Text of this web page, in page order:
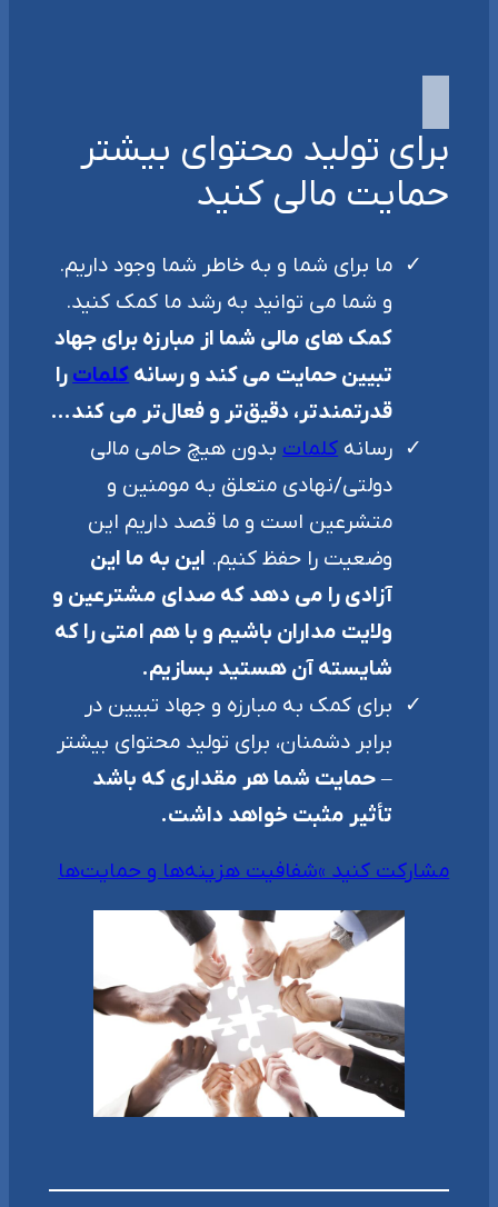
برای تولید محتوای بیشتر
حمایت مالی کنید
ما برای شما و به خاطر شما وجود داریم.
و شما می توانید به رشد ما کمک کنید.
کمک های مالی شما از مبارزه برای جهاد
تبیین حمایت می کند و رسانه کلماترا
قدرتمندتر، دقیق‌تر و فعال‌تر می کند…
رسانه کلماتبدون هیچ حامی مالی
دولتی/نهادی متعلق به مومنین و
متشرعین است و ما قصد داریم این
وضعیت را حفظ کنیم. این به ما این
آزادی را می دهد که صدای مشترعین و
ولایت مداران باشیم و با هم امتی را که
شایسته آن هستید بسازیم.
برای کمک به مبارزه و جهاد تبیین در
برابر دشمنان، برای تولید محتوای بیشتر
–حمایت شما هر مقداری که باشد
تأثیر مثبت خواهد داشت.
مشارکت کنید »شفافیت هزینه‌ها و حمایت‌ها